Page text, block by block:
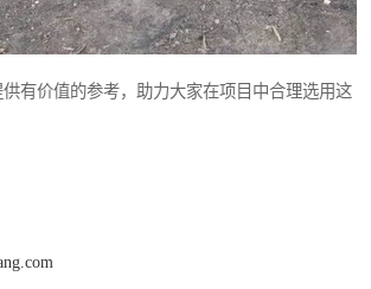
有价值的参考，助力大家在项目中合理选用这